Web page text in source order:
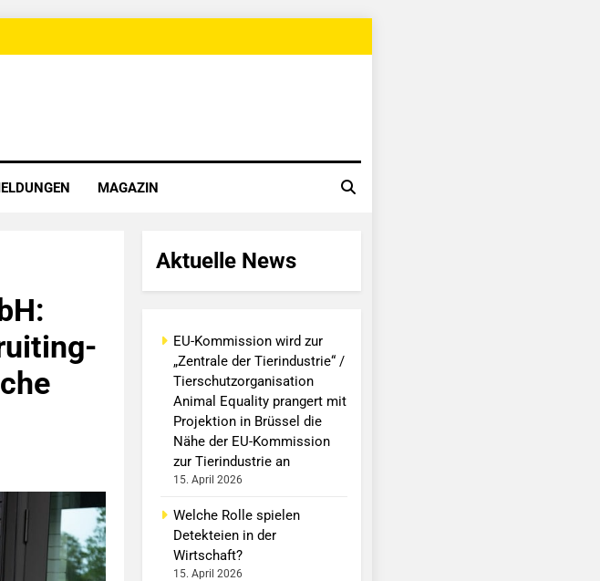
MAGAZIN
Aktuelle News
EU-Kommission wird zur
„Zentrale der Tierindustrie“ /
Tierschutzorganisation
Animal Equality prangert mit
Projektion in Brüssel die
Nähe der EU-Kommission
zur Tierindustrie an
15. April 2026
Welche Rolle spielen
Detekteien in der
Wirtschaft?
15. April 2026